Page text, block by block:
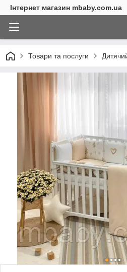
Інтернет магазин mbaby.com.ua
Товари та послуги